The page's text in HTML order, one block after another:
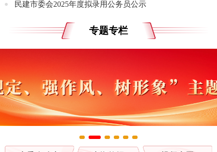
民建市委会2025年度拟录用公务员公示
专题专栏